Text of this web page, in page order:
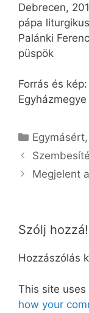
Debrecen,
pápa
Palánki
püspök
Forrás és
Egyházmegye
Kategória
Egymásért,
Megjelent
Szólj hozzá!
Hozzászólás
This site
how your